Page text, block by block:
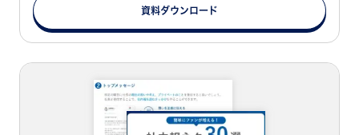
資料ダウンロード